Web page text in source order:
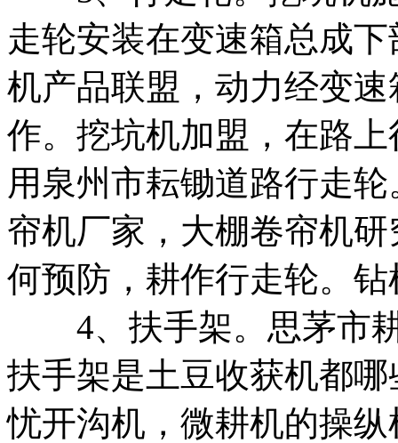
走轮安装在变速箱总成
机产品联盟， 动力经变
作。 挖坑机加盟， 在路上
用 泉州市耘锄道路行走
帘机厂家， 大棚卷帘机
何预防， 耕作行走轮。 钻
4、扶手架。 思茅市
扶手架是土豆收获机都
忧开沟机， 微耕机的操